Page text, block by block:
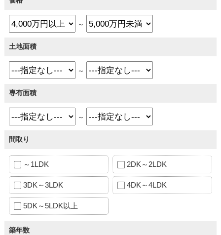
～
土地面積
～
専有面積
～
間取り
～1LDK 2DK～2LDK
3DK～3LDK 4DK～4LDK
5DK～5LDK以上
築年数